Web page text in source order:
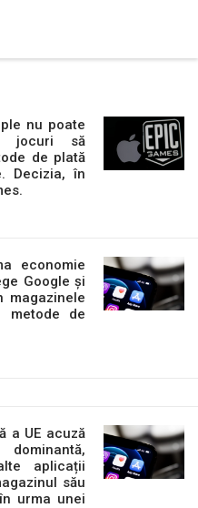
nu poate
jocuri să
de plată
Decizia, în
economie
Google și
magazinele
metode de
a UE acuză
aplicații
său
urma unei